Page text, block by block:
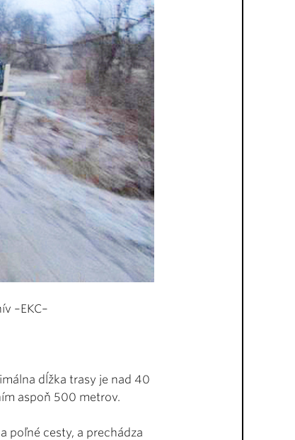
–EKC–
dĺžka trasy je nad 40
aspoň 500 metrov.
poľné cesty, a prechádza